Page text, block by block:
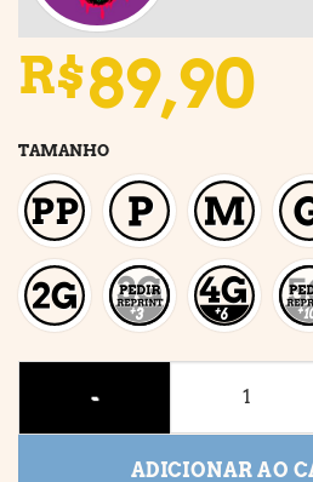
R$89,90
TAMANHO
ADICIONAR AO